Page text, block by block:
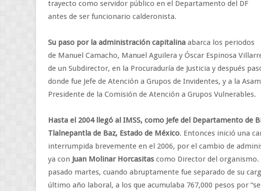
trayecto como servidor público en el Departamento del DF
antes de ser funcionario calderonista.
Su paso por la administración capitalina abarca los periodos
de Manuel Camacho, Manuel Aguilera y Óscar Espinosa
de un Subdirector, en la Procuraduría de Justicia y después
donde fue Jefe de Atención a Grupos de Invidentes, y a la
Presidente de la Comisión de Atención a Grupos Vulnerables.
Hasta el 2004 llegó al IMSS, como Jefe del Departamento de
Tlalnepantla de Baz, Estado de México. Entonces inició una
interrumpida brevemente en el 2006, por el cambio de
ya con Juan Molinar Horcasitas como Director del organismo.
pasado martes, cuando abruptamente fue separado de su
último año laboral, a los que acumulaba 767,000 pesos por